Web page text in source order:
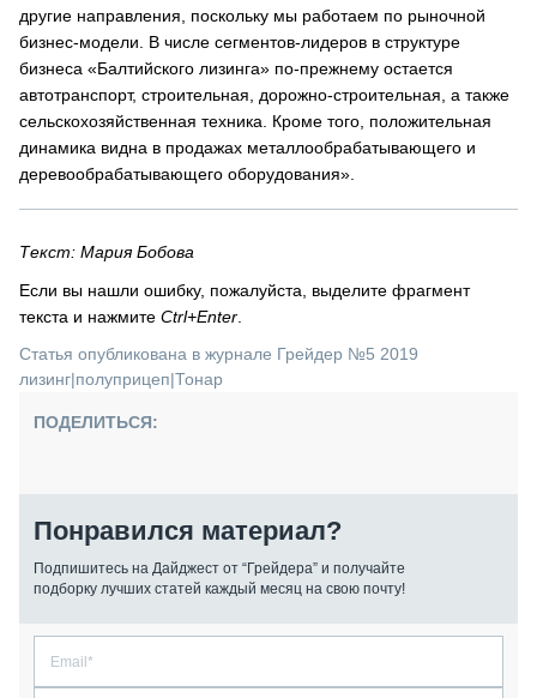
другие направления, поскольку мы работаем по рыночной
бизнес-модели. В числе сегментов-лидеров в структуре
бизнеса «Балтийского лизинга» по-прежнему остается
автотранспорт, строительная, дорожно-строительная, а также
сельскохозяйственная техника. Кроме того, положительная
динамика видна в продажах металлообрабатывающего и
деревообрабатывающего оборудования».
Текст: Мария Бобова
Если вы нашли ошибку, пожалуйста, выделите фрагмент
текста и нажмите Ctrl+Enter
Статья опубликована в журнале Грейдер №5 2019
лизинг|полуприцеп|Тонар
ПОДЕЛИТЬСЯ:
Понравился материал?
Подпишитесь на Дайджест от “Грейдера” и получайте
подборку лучших статей каждый месяц на свою почту!